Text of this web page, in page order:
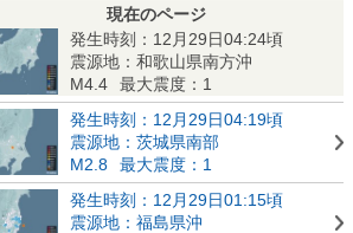
現在のページ
発生時刻：12月29日04:24頃
震源地：和歌山県南方沖
M4.4
最大震度：1
発生時刻：12月29日04:19頃
震源地：茨城県南部
M2.8
最大震度：1
発生時刻：12月29日01:15頃
震源地：福島県沖